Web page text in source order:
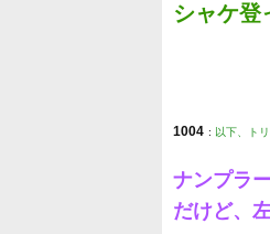
シャケ登
1004 : 以下、ト
ナンプラ
だけど、